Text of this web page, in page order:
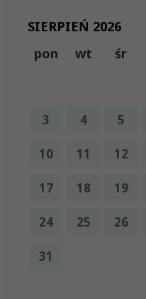
SIERPIEŃ 2026
pon
wt śr
3 4 5
10 11 12
17 18 19
24 25 26
31